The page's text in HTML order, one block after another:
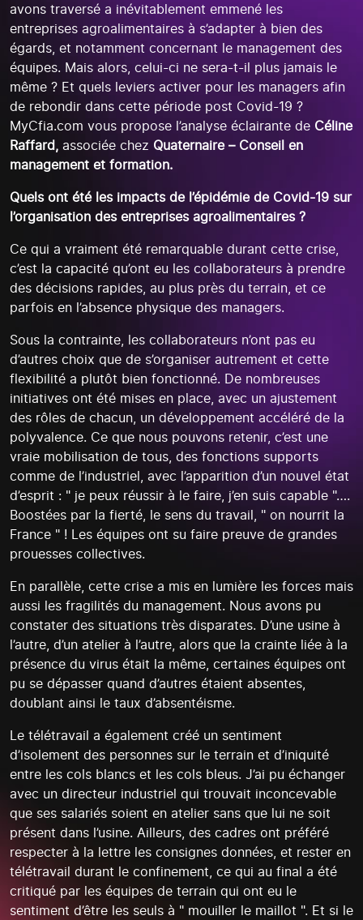
avons traversé a inévitablement emmené les
entreprises agroalimentaires à s’adapter à bien des
égards, et notamment concernant le management des
équipes. Mais alors, celui-ci ne sera-t-il plus jamais le
même ? Et quels leviers activer pour les managers afin
de rebondir dans cette période post Covid-19 ?
MyCfia.com vous propose l’analyse éclairante de Céline
Raffard, associée chez Quaternaire – Conseil en
management et formation.
Quels ont été les impacts de l’épidémie de Covid-19 sur
l’organisation des entreprises agroalimentaires ?
Ce qui a vraiment été remarquable durant cette crise,
c’est la capacité qu’ont eu les collaborateurs à prendre
des décisions rapides, au plus près du terrain, et ce
parfois en l’absence physique des managers.
Sous la contrainte, les collaborateurs n’ont pas eu
d’autres choix que de s’organiser autrement et cette
flexibilité a plutôt bien fonctionné. De nombreuses
initiatives ont été mises en place, avec un ajustement
des rôles de chacun, un développement accéléré de la
polyvalence. Ce que nous pouvons retenir, c’est une
vraie mobilisation de tous, des fonctions supports
comme de l’industriel, avec l’apparition d’un nouvel état
d’esprit : " je peux réussir à le faire, j’en suis capable "….
Boostées par la fierté, le sens du travail, " on nourrit la
France " ! Les équipes ont su faire preuve de grandes
prouesses collectives.
En parallèle, cette crise a mis en lumière les forces mais
aussi les fragilités du management. Nous avons pu
constater des situations très disparates. D’une usine à
l’autre, d’un atelier à l’autre, alors que la crainte liée à la
présence du virus était la même, certaines équipes ont
pu se dépasser quand d’autres étaient absentes,
doublant ainsi le taux d’absentéisme.
Le télétravail a également créé un sentiment
d’isolement des personnes sur le terrain et d’iniquité
entre les cols blancs et les cols bleus. J’ai pu échanger
avec un directeur industriel qui trouvait inconcevable
que ses salariés soient en atelier sans que lui ne soit
présent dans l’usine. Ailleurs, des cadres ont préféré
respecter à la lettre les consignes données, et rester en
télétravail durant le confinement, ce qui au final a été
critiqué par les équipes de terrain qui ont eu le
sentiment d’être les seuls à " mouiller le maillot ". Et si le